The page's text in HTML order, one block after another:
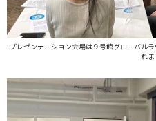
プレゼンテーション会場は９号館グローバル
れま